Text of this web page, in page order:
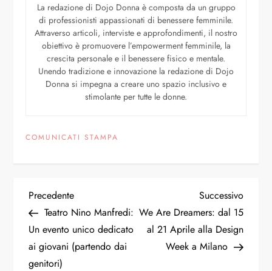
La redazione di Dojo Donna è composta da un gruppo
di professionisti appassionati di benessere femminile.
Attraverso articoli, interviste e approfondimenti, il nostro
obiettivo è promuovere l’empowerment femminile, la
crescita personale e il benessere fisico e mentale.
Unendo tradizione e innovazione la redazione di Dojo
Donna si impegna a creare uno spazio inclusivo e
stimolante per tutte le donne.
COMUNICATI STAMPA
Precedente
Teatro Nino Manfredi:
Un evento unico dedicato
ai giovani (partendo dai
genitori)
Successivo
We Are Dreamers: dal 15
al 21 Aprile alla Design
Week a Milano